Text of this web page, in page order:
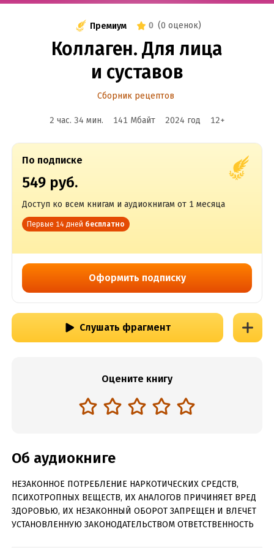
Премиум 0 (0 оценок)
Коллаген. Для лица
и суставов
Сборник рецептов
2 час. 34 мин. 141 Мбайт 2024 год 12+
По подписке
549 руб.
Доступ ко всем книгам и аудиокнигам от 1 месяца
Первые 14 дней бесплатно
Оформить подписку
Слушать фрагмент
Оцените книгу
Об аудиокниге
НЕЗАКОННОЕ ПОТРЕБЛЕНИЕ НАРКОТИЧЕСКИХ СРЕДСТВ,
ПСИХОТРОПНЫХ ВЕЩЕСТВ, ИХ АНАЛОГОВ ПРИЧИНЯЕТ ВРЕД
ЗДОРОВЬЮ, ИХ НЕЗАКОННЫЙ ОБОРОТ ЗАПРЕЩЕН И ВЛЕЧЕТ
УСТАНОВЛЕННУЮ ЗАКОНОДАТЕЛЬСТВОМ ОТВЕТСТВЕННОСТЬ